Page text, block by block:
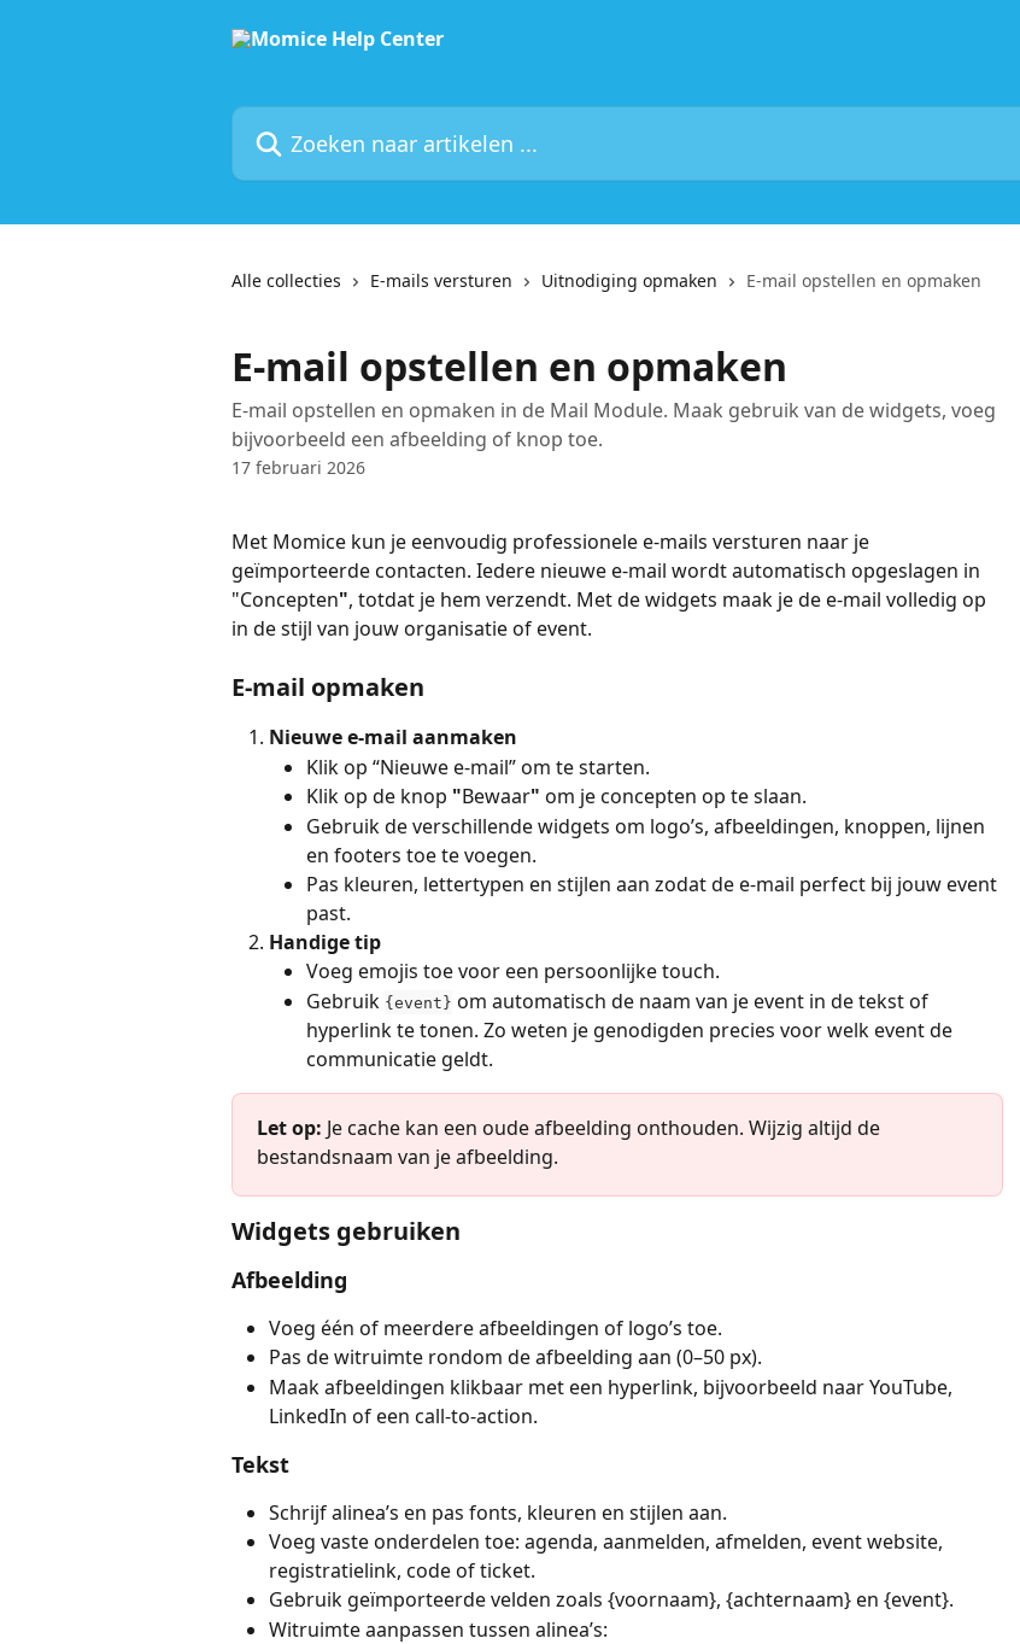
Zoeken naar artikelen ...
Alle collecties E-mails versturen Uitnodiging opmaken E-mail opstellen en opmaken
E-mail opstellen en opmaken
E-mail opstellen en opmaken in de Mail Module. Maak gebruik van de widgets, voeg
bijvoorbeeld een afbeelding of knop toe.
17 februari 2026
Met Momice kun je eenvoudig professionele e-mails versturen naar je
geïmporteerde contacten. Iedere nieuwe e-mail wordt automatisch opgeslagen in
"Concepten", totdat je hem verzendt. Met de widgets maak je de e-mail volledig op
in de stijl van jouw organisatie of event.
E-mail opmaken
Nieuwe e-mail aanmaken
Klik op “Nieuwe e-mail” om te starten.
Klik op de knop "Bewaar" om je concepten op te slaan.
Gebruik de verschillende widgets om logo’s, afbeeldingen, knoppen, lijnen
en footers toe te voegen.
Pas kleuren, lettertypen en stijlen aan zodat de e-mail perfect bij jouw event
past.
Handige tip
Voeg emojis toe voor een persoonlijke touch.
Gebruik {event} om automatisch de naam van je event in de tekst of
hyperlink te tonen. Zo weten je genodigden precies voor welk event de
communicatie geldt.
Let op: Je cache kan een oude afbeelding onthouden. Wijzig altijd de
bestandsnaam van je afbeelding.
Widgets gebruiken
Afbeelding
Voeg één of meerdere afbeeldingen of logo’s toe.
Pas de witruimte rondom de afbeelding aan (0–50 px).
Maak afbeeldingen klikbaar met een hyperlink, bijvoorbeeld naar YouTube,
LinkedIn of een call-to-action.
Tekst
Schrijf alinea’s en pas fonts, kleuren en stijlen aan.
Voeg vaste onderdelen toe: agenda, aanmelden, afmelden, event website,
registratielink, code of ticket.
Gebruik geïmporteerde velden zoals {voornaam}, {achternaam} en {event}.
Witruimte aanpassen tussen alinea’s: